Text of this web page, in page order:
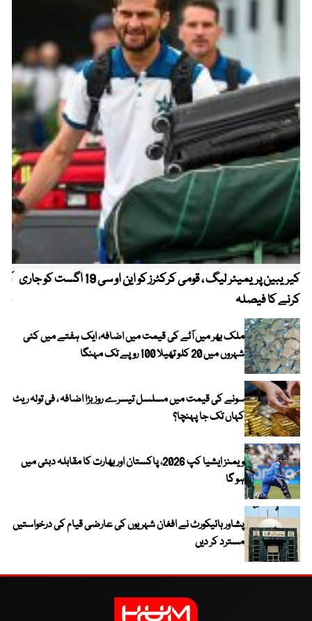
کیریبین پریمیئر لیگ ، قومی کرکٹرز کو این او سی 19 اگست کو جاری
کرنے کا فیصلہ
ملک بھر میں آٹے کی قیمت میں اضافہ، ایک ہفتے میں کئی
شہروں میں 20 کلو تھیلا 100 روپے تک مہنگا
سونے کی قیمت میں مسلسل تیسرے روز بڑا اضافہ ، فی تولہ ریٹ
کہاں تک جا پہنچا؟
ویمنز ایشیا کپ 2026، پاکستان اور بھارت کا مقابلہ دبئی میں
ہو گا
پشاور ہائیکورٹ نے افغان شہریوں کی عارضی قیام کی درخواستیں
مسترد کر دیں